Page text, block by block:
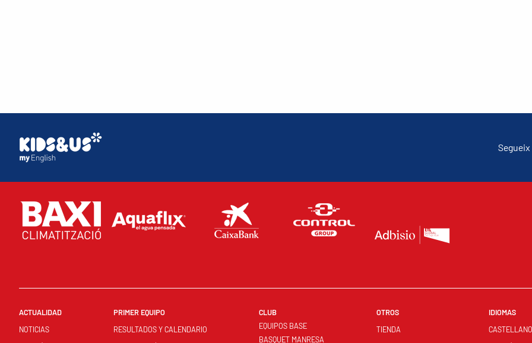
Segueix
ACTUALIDAD
NOTICIAS
PRIMER EQUIPO
RESULTADOS Y CALENDARIO
CLUB
EQUIPOS BASE
BASQUET MANRESA
OTROS
TIENDA
IDIOMAS
CASTELLANO